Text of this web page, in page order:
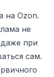
на Ozon.
не
при
сам.